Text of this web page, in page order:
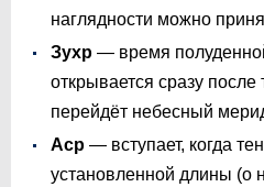
наглядности можно
Зухр — время
открывается сразу после
перейдёт небесный
Аср — вступает, когда
установленной длины (о